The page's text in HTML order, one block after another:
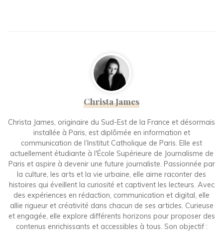
Christa James
Christa James, originaire du Sud-Est de la France et désormais
installée à Paris, est diplômée en information et
communication de l’Institut Catholique de Paris. Elle est
actuellement étudiante à l'École Supérieure de Journalisme de
Paris et aspire à devenir une future journaliste. Passionnée par
la culture, les arts et la vie urbaine, elle aime raconter des
histoires qui éveillent la curiosité et captivent les lecteurs. Avec
des expériences en rédaction, communication et digital, elle
allie rigueur et créativité dans chacun de ses articles. Curieuse
et engagée, elle explore différents horizons pour proposer des
contenus enrichissants et accessibles à tous. Son objectif :